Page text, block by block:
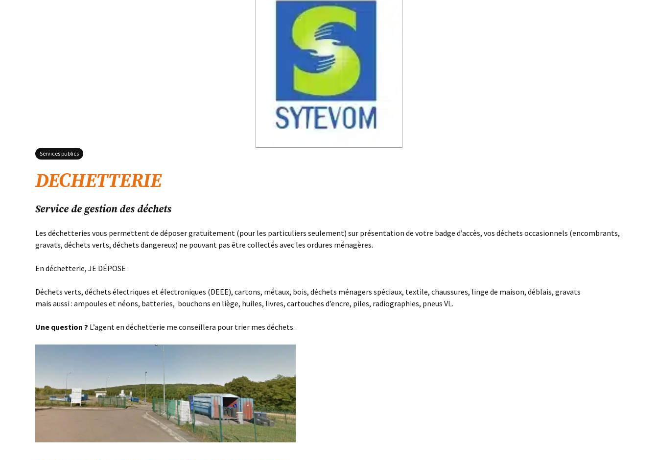
Services publics
DECHETTERIE
Service de gestion des déchets
Les déchetteries vous permettent de déposer gratuitement (pour les particuliers seulement) sur présentation de votre badge d’accès, vos déchets occasionnels (encombrants,
gravats, déchets verts, déchets dangereux) ne pouvant pas être collectés avec les ordures ménagères.
En déchetterie, JE DÉPOSE :
Déchets verts, déchets électriques et électroniques (DEEE), cartons, métaux, bois, déchets ménagers spéciaux, textile, chaussures, linge de maison, déblais, gravats
mais aussi : ampoules et néons, batteries, bouchons en liège, huiles, livres, cartouches d’encre, piles, radiographies, pneus VL.
Une question ? L’agent en déchetterie me conseillera pour trier mes déchets.